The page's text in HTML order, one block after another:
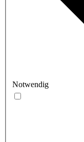
Notwendig